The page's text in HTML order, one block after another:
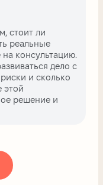
стоит ли
реальные
консультацию.
дело с
и сколько
этой
решение и